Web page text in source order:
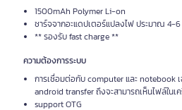
1500mAh Polymer Li-on
ชาร์จจากอะแดปเตอร์แปลงไฟ ประมาณ 4-6
** รองรับ fast charge **
ความต้องการระบบ
การเชื่อมต่อกับ computer และ notebook
android transfer ถึงจะสามารถเห็นไฟล์ในเ
support OTG